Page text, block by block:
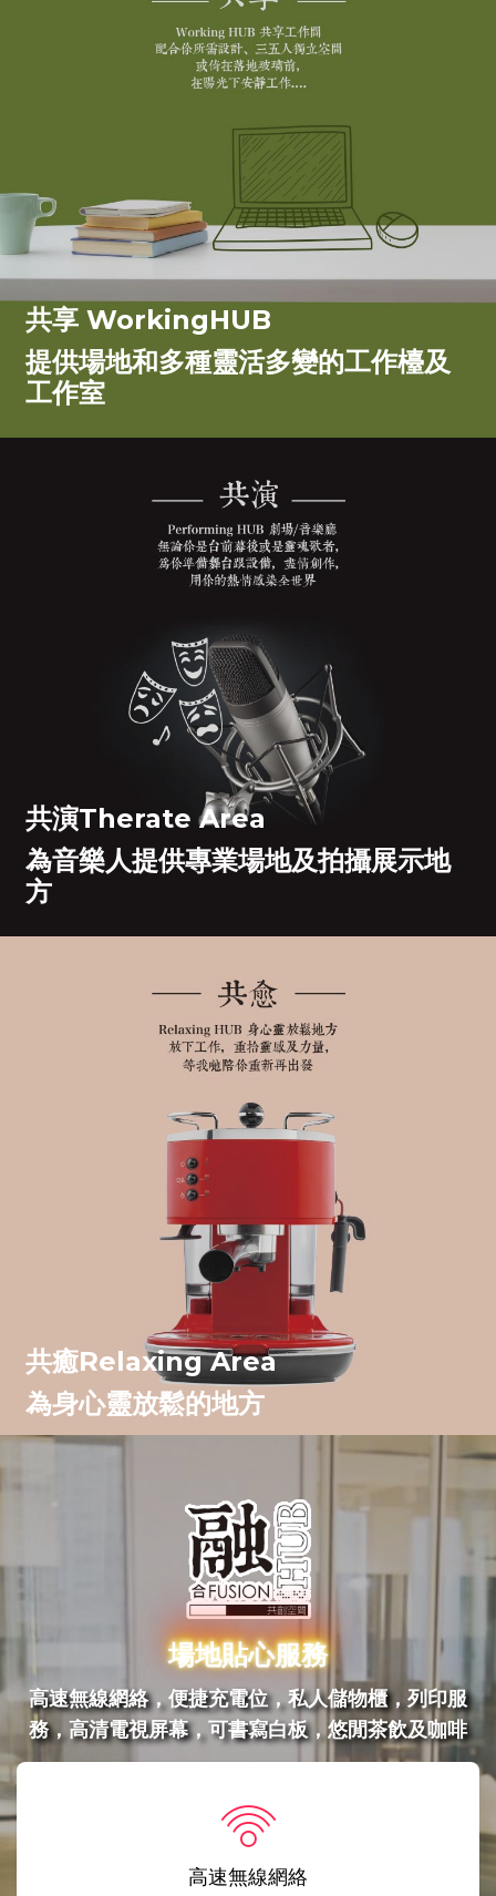
共享 WorkingHUB
提供場地和多種靈活多變的工作檯及
工作室
共演Therate Area
為音樂人提供專業場地及拍攝展示地
方
共癒Relaxing Area
為身心靈放鬆的地方
場地貼心服務
高速無線網絡，便捷充電位，私人儲物櫃，列印服
務，高清電視屏幕，可書寫白板，悠閒茶飲及咖啡
高速無線網絡